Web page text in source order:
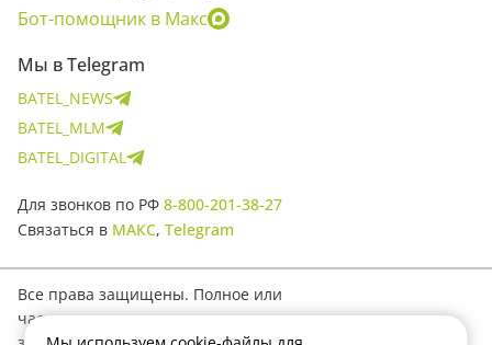
Бот-помощник в Макс
Мы в Telegram
BATEL_NEWS
BATEL_MLM
BATEL_DIGITAL
Для звонков по РФ 8-800-201-38-27
Связаться в МАКС, Telegram
Все права защищены. Полное или
частичное копирование материалов